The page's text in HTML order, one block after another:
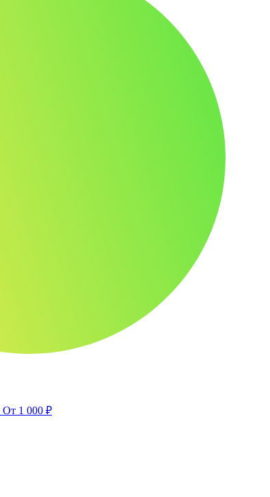
От 1 000 ₽